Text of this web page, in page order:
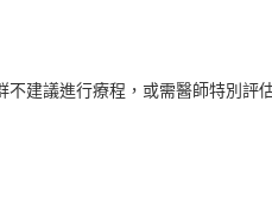
建議進行療程，或需醫師特別評